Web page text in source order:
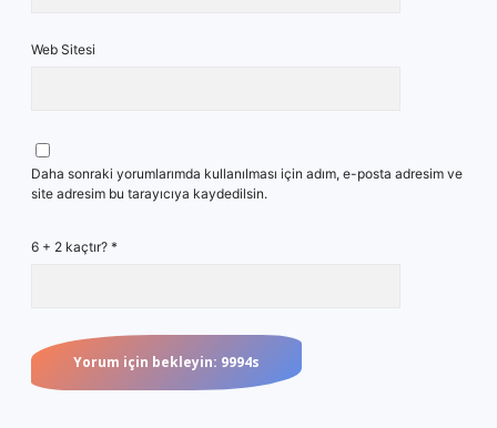
Web Sitesi
Daha sonraki yorumlarımda kullanılması için adım, e-posta adresim ve
site adresim bu tarayıcıya kaydedilsin.
6 + 2 kaçtır? *